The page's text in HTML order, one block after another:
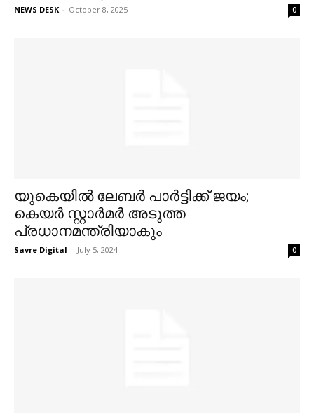
NEWS DESK - October 8, 2025 0
യുകെയില്‍ ലേബര്‍ പാര്‍ട്ടിക്ക് ജയം;
കെയര്‍ സ്റ്റാര്‍മര്‍ അടുത്ത
പ്രധാനമന്ത്രിയാകും
Savre Digital - July 5, 2024 0